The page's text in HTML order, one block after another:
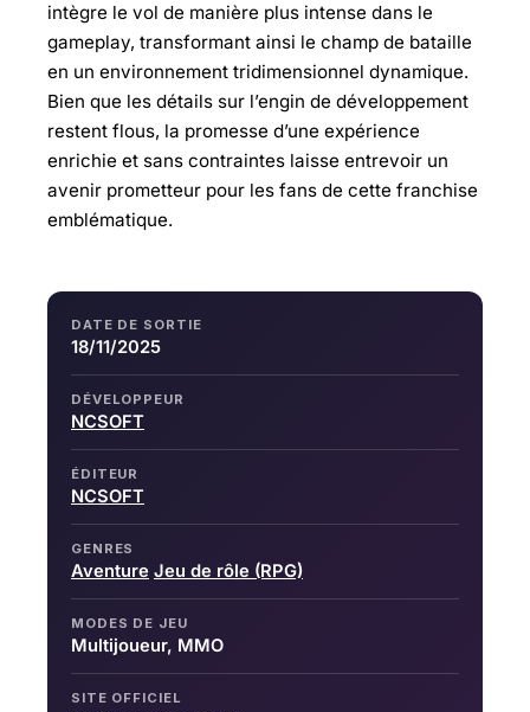
intègre le vol de manière plus intense dans le
gameplay, transformant ainsi le champ de bataille
en un environnement tridimensionnel dynamique.
Bien que les détails sur l’engin de développement
restent flous, la promesse d’une expérience
enrichie et sans contraintes laisse entrevoir un
avenir prometteur pour les fans de cette franchise
emblématique.
DATE DE SORTIE
18/11/2025
DÉVELOPPEUR
NCSOFT
ÉDITEUR
NCSOFT
GENRES
Aventure Jeu de rôle (RPG)
MODES DE JEU
Multijoueur, MMO
SITE OFFICIEL